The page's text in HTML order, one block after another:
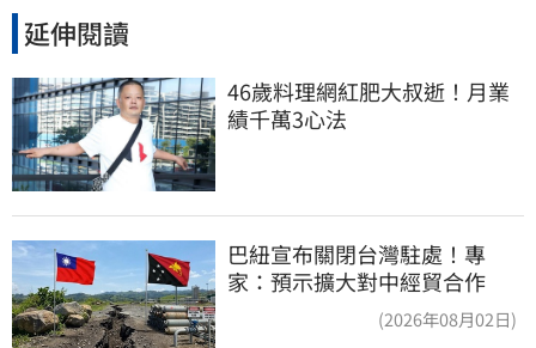
延伸閱讀
46歲料理網紅肥大叔逝！月業
績千萬3心法
巴紐宣布關閉台灣駐處！專
家：預示擴大對中經貿合作
(2026年08月02日)